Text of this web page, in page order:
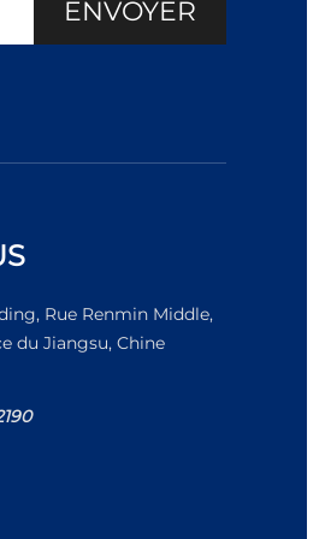
ENVOYER
Rue Renmin Middle,
du Jiangsu, Chine